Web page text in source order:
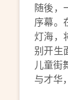
随後，
序幕。
灯海，
别开生
儿童街
与才华